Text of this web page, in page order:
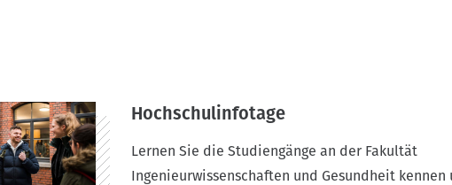
Hochschulinfotage
Lernen Sie die Studiengänge an der Fakultät
Ingenieurwissenschaften und Gesundheit kennen